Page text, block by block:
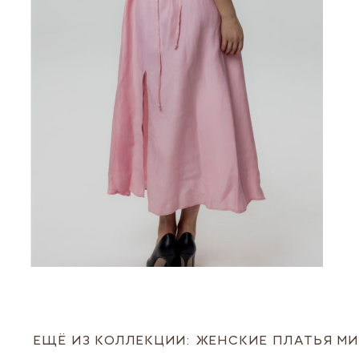
ЕЩЁ ИЗ КОЛЛЕКЦИИ: ЖЕНСКИЕ ПЛАТЬЯ